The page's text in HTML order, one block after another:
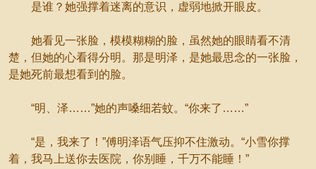
是谁？她强撑着迷离的意识，虚弱地掀开眼皮。
她看见一张脸，模模糊糊的脸，虽然她的眼睛看不清
楚，但她的心看得分明。那是明泽，是她最思念的一张脸，
是她死前最想看到的脸。
“明、泽……”她的声嗓细若蚊。“你来了……”
“是，我来了！”傅明泽语气压抑不住激动。“小雪你撑
着，我马上送你去医院，你别睡，千万不能睡！”